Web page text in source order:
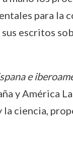
para la
escritos
e
y América
ciencia,